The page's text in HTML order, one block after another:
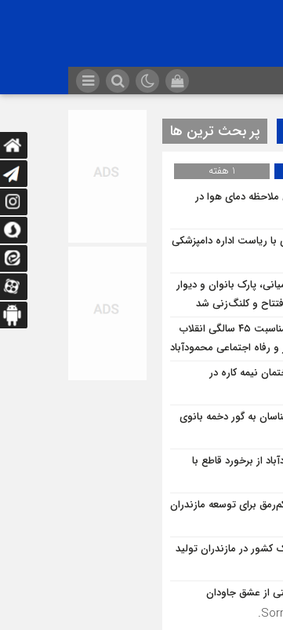
پر بحث ترین ها
1 هفته
دمای هوا در
با ریاست اداره دامپزشکی
پارک بانوان و دیوار
و کلنگ‌زنی شد
اجرای ۴۵ برنامه به‌مناسبت ۴۵ سالگی انقلاب
و رفاه اجتماعی محمودآباد
نيمه کاره در
به گور دخمه بانوی
از برخورد قاطع با
برای توسعه مازندران
کشور در مازندران تولید
از عشق جاودان